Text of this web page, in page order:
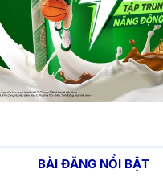
BÀI ĐĂNG NỔI BẬT